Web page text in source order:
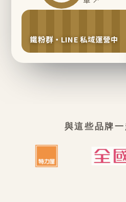
鐵粉群・LINE 私域運營中
與這些品牌